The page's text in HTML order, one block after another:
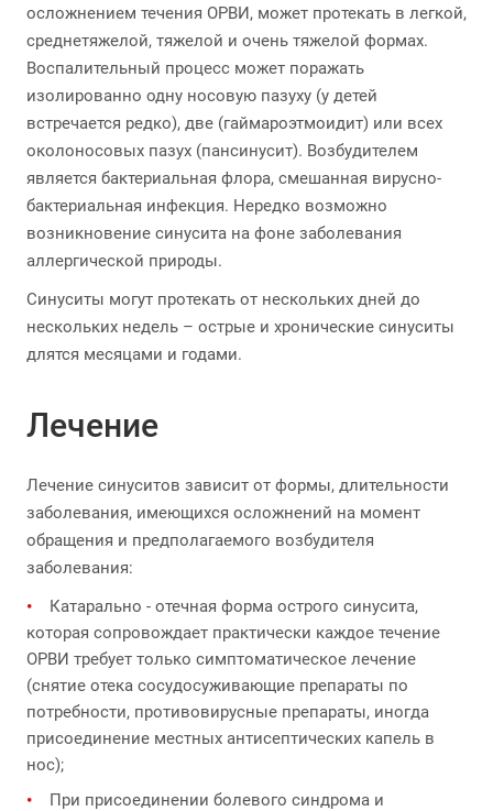
осложнением течения ОРВИ, может протекать в легкой,
среднетяжелой, тяжелой и очень тяжелой формах.
Воспалительный процесс может поражать
изолированно одну носовую пазуху (у детей
встречается редко), две (гаймароэтмоидит) или всех
околоносовых пазух (пансинусит). Возбудителем
является бактериальная флора, смешанная вирусно-
бактериальная инфекция. Нередко возможно
возникновение синусита на фоне заболевания
аллергической природы.
Синуситы могут протекать от нескольких дней до
нескольких недель – острые и хронические синуситы
длятся месяцами и годами.
Лечение
Лечение синуситов зависит от формы, длительности
заболевания, имеющихся осложнений на момент
обращения и предполагаемого возбудителя
заболевания:
Катарально - отечная форма острого синусита,
которая сопровождает практически каждое течение
ОРВИ требует только симптоматическое лечение
(снятие отека сосудосуживающие препараты по
потребности, противовирусные препараты, иногда
присоединение местных антисептических капель в
нос);
При присоединении болевого синдрома и